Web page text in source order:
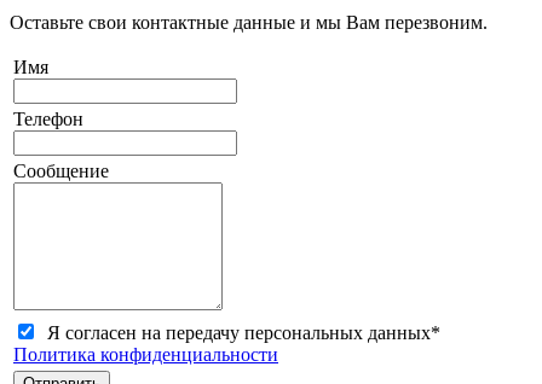
Оставьте свои контактные данные и мы Вам перезвоним.
Имя
Телефон
Сообщение
Я согласен на передачу персональных данных*
Политика конфиденциальности